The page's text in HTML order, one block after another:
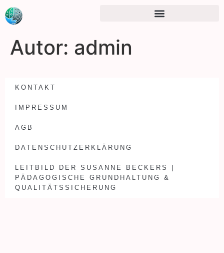
Autor: admin
KONTAKT
IMPRESSUM
AGB
DATENSCHUTZERKLÄRUNG
LEITBILD DER SUSANNE BECKERS |
PÄDAGOGISCHE GRUNDHALTUNG &
QUALITÄTSSICHERUNG